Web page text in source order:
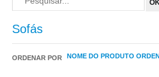
Sofás
ORDENAR POR NOME DO PRODUTO